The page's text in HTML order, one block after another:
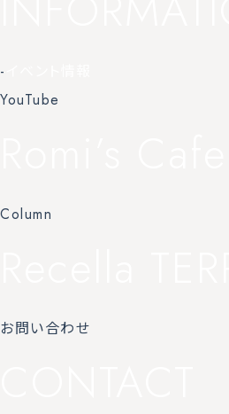
-
YouTube
Column
お問い合わせ